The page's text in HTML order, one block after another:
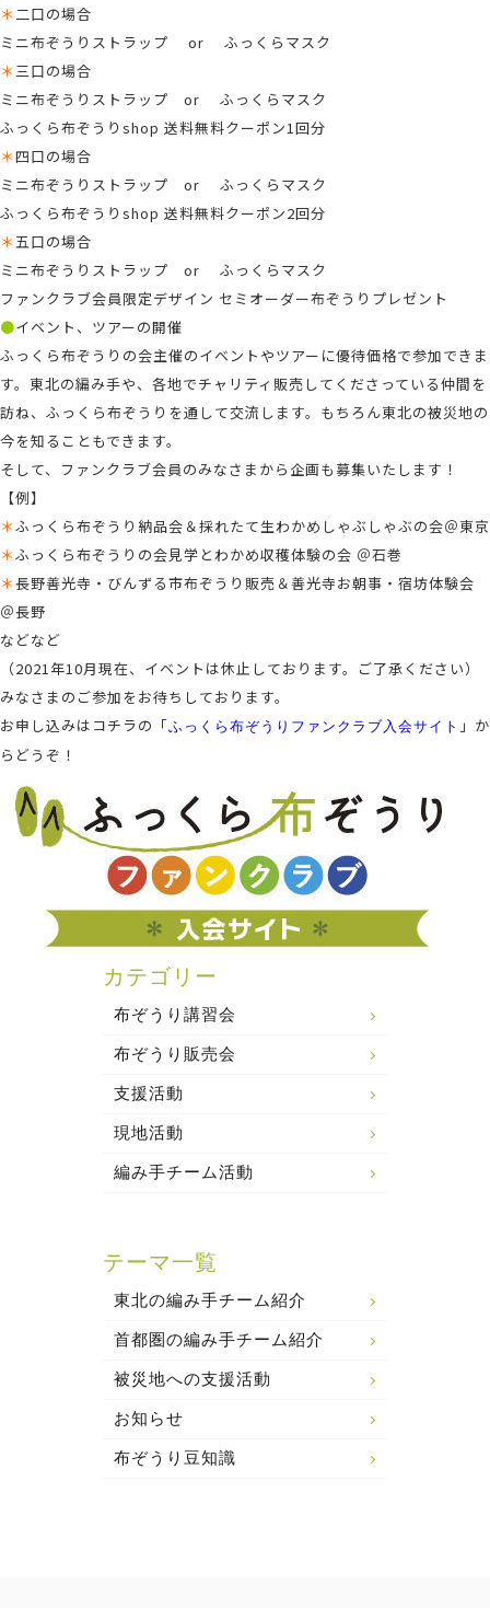
＊ 二口の場合
ミニ布ぞうりストラップ or ふっくらマスク
＊三口の場合
ミニ布ぞうりストラップ or ふっくらマスク
ふっくら布ぞうりshop 送料無料クーポン1回分
＊四口の場合
ミニ布ぞうりストラップ or ふっくらマスク
ふっくら布ぞうりshop 送料無料クーポン2回分
＊五口の場合
ミニ布ぞうりストラップ or ふっくらマスク
ファンクラブ会員限定デザイン セミオーダー布ぞうりプレゼント
●イベント、ツアーの開催
ふっくら布ぞうりの会主催のイベントやツアーに優待価格で参加できま
す。東北の編み手や、各地でチャリティ販売してくださっている仲間を
訪ね、ふっくら布ぞうりを通して交流します。もちろん東北の被災地の
今を知ることもできます。
そして、ファンクラブ会員のみなさまから企画も募集いたします！
【例】
＊ふっくら布ぞうり納品会＆採れたて生わかめしゃぶしゃぶの会＠東京
＊ふっくら布ぞうりの会見学とわかめ収穫体験の会 ＠石巻
＊長野善光寺・びんずる市布ぞうり販売＆善光寺お朝事・宿坊体験会
＠長野
などなど
（2021年10月現在、イベントは休止しております。ご了承ください）
みなさまのご参加をお待ちしております。
お申し込みはコチラの「ふっくら布ぞうりファンクラブ入会サイト 」か
らどうぞ！
カテゴリー
布ぞうり講習会
布ぞうり販売会
支援活動
現地活動
編み手チーム活動
テーマ一覧
東北の編み手チーム紹介
首都圏の編み手チーム紹介
被災地への支援活動
お知らせ
布ぞうり豆知識